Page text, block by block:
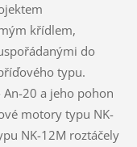
křídlem,
do
typu.
20 a jeho pohon
motory typu NK-
NK-12M roztáčely